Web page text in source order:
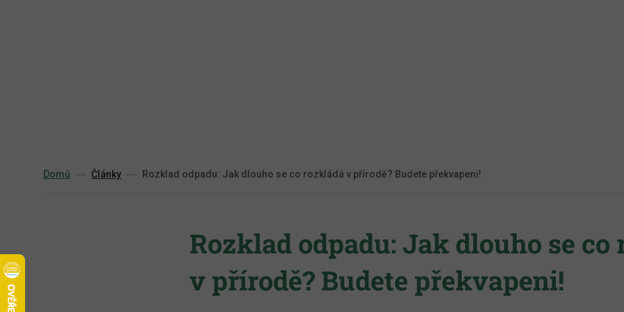
Domů Články Rozklad odpadu: Jak dlouho se co rozkládá v přírodě? Budete překvapeni!
Rozklad odpadu: Jak dlouho se co
v přírodě? Budete překvapeni!